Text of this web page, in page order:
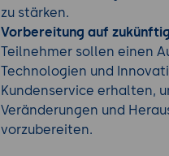
zu stärken.
Vorbereitung auf
Teilnehmer sollen einen
Technologien und
Kundenservice erhalten,
Veränderungen und
vorzubereiten.